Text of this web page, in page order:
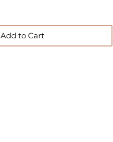
Add to Cart